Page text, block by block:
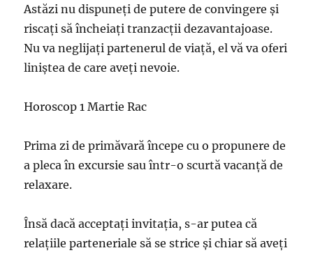
Astăzi nu dispuneți de putere de convingere și
riscați să încheiați tranzacții dezavantajoase.
Nu va neglijați partenerul de viață, el vă va oferi
liniștea de care aveți nevoie.
Horoscop 1 Martie Rac
Prima zi de primăvară începe cu o propunere de
a pleca în excursie sau într-o scurtă vacanță de
relaxare.
Însă dacă acceptați invitația, s-ar putea că
relațiile parteneriale să se strice și chiar să aveți